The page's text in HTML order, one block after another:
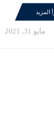
المزيد
مايو 31, 2021